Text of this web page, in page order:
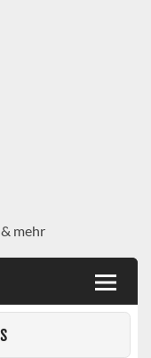
mehr